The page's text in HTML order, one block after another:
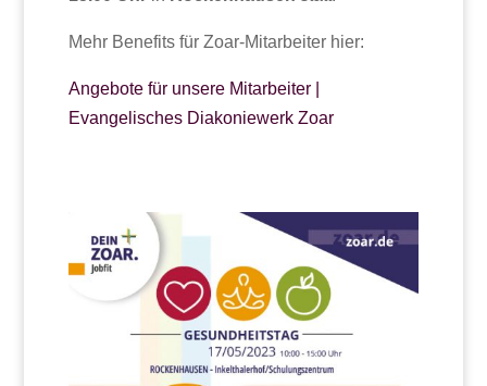
Mehr Benefits für Zoar-Mitarbeiter hier:
Angebote für unsere Mitarbeiter |
Evangelisches Diakoniewerk Zoar